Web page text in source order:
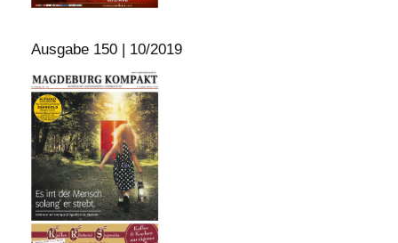
Ausgabe 150 | 10/2019